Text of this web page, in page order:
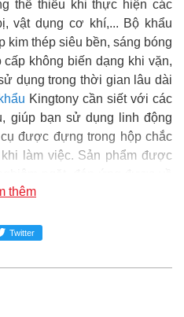
thể thiếu khi thực hiện các
vật dụng cơ khí,... Bộ khẩu
thép siêu bền, sáng bóng
không biến dạng khi vặn,
dụng trong thời gian lâu dài
Kingtony cần siết với các
giúp bạn sử dụng linh động
được đựng trong hộp chắc
làm việc. Sản phẩm được
đảm bảo và an toàn trong
cấp sản phẩm Đầu khẩu
MRO.COM hơn 10
thêm
Twitter